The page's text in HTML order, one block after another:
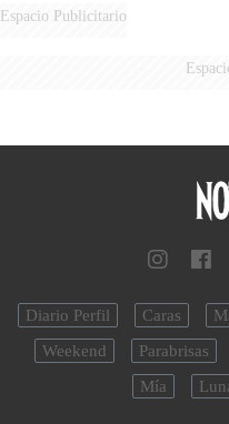
Espacio Publicitario
Diario Perfil Caras
Weekend
Parabrisas
Mía